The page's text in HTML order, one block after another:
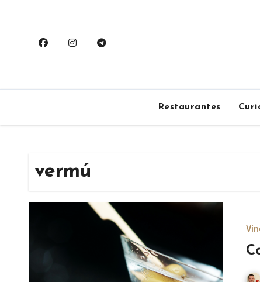
contenido
Restaurantes
vermú